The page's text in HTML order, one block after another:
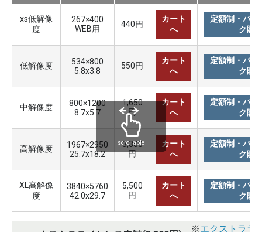
xs低解像
度
267×400
WEB用
440円
カート
へ
定額制・バリ
ク購
低解像度
534×800
5.8x3.8
550円
カート
へ
定額制・バリ
ク購
中解像度
800×1200
8.7x5.7
1,650
円
カート
へ
定額制・バリ
ク購
高解像度
1967×2950
25.7x18.2
3,300
円
カート
へ
定額制・バリ
ク購
XL高解像
度
3840×5760
42.0x29.7
5,500
円
カート
へ
定額制・バリ
ク購
※エクストララ
scrollable